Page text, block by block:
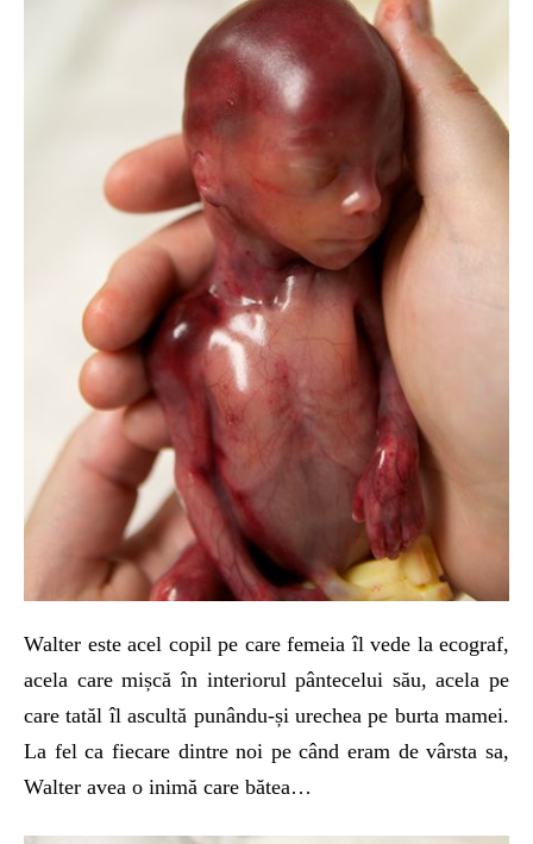
Walter este acel copil pe care femeia îl vede la ecograf,
acela care mișcă în interiorul pântecelui său, acela pe
care tatăl îl ascultă punându-și urechea pe burta mamei.
La fel ca fiecare dintre noi pe când eram de vârsta sa,
Walter avea o inimă care bătea…